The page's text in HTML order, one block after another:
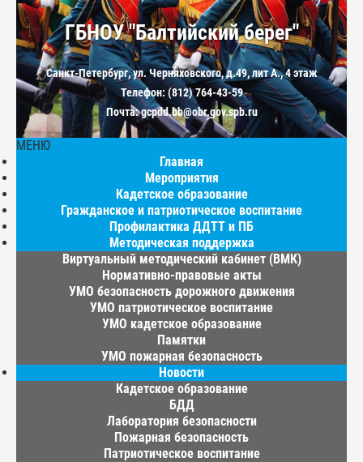
ГБНОУ "Балтийский берег"
Санкт-Петербург, ул. Черняховского, д.49, лит А., 4 этаж
Телефон: (812) 764-43-59
Почта: gcpdd.bb@obr.gov.spb.ru
МЕНЮ
Главная
Мероприятия
Кадетское образование
Гражданское и патриотическое воспитание
Профилактика ДДТТ и ПБ
Методическая поддержка
Виртуальный методический кабинет (ВМК)
Нормативно-правовые акты
УМО безопасность дорожного движения
УМО патриотическое воспитание
УМО кадетское образование
Памятки
УМО пожарная безопасность
Новости
Кадетское образование
БДД
Лаборатория безопасности
Пожарная безопасность
Патриотическое воспитание